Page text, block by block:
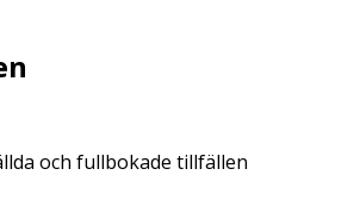
och fullbokade tillfällen